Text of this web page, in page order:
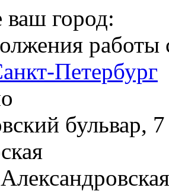
ваш город:
работы
Петербург
бульвар, 7